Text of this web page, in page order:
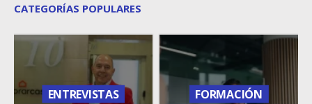
CATEGORÍAS POPULARES
ENTREVISTAS FORMACIÓN